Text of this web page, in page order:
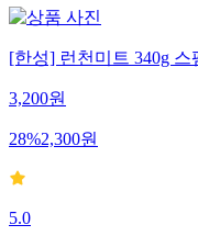
[한성] 런천미트 340g
3,200원
28%2,300원
5.0